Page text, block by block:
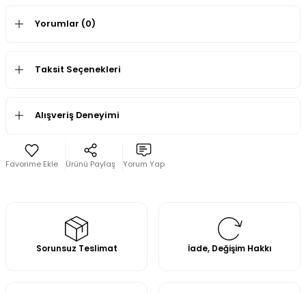
Yorumlar (0)
Taksit Seçenekleri
Alışveriş Deneyimi
Ürünü Paylaş Yorum Yap
Sorunsuz Teslimat İade, Değişim Hakkı